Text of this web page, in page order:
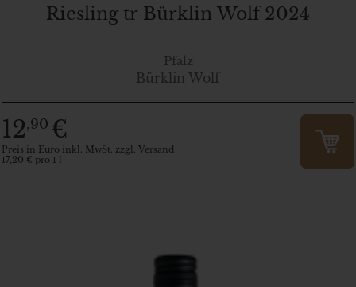
Riesling tr Bürklin Wolf 2024
Pfalz
Bürklin Wolf
12,90 €
Preis in Euro inkl. MwSt. zzgl. Versand
17,20 € pro 1 l